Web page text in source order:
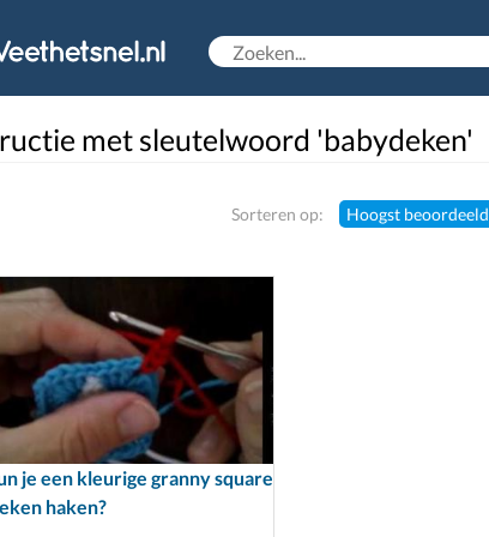
met sleutelwoord 'babydeken'
Sorteren op: Hoogst beoordeeld
je een kleurige granny square
haken?